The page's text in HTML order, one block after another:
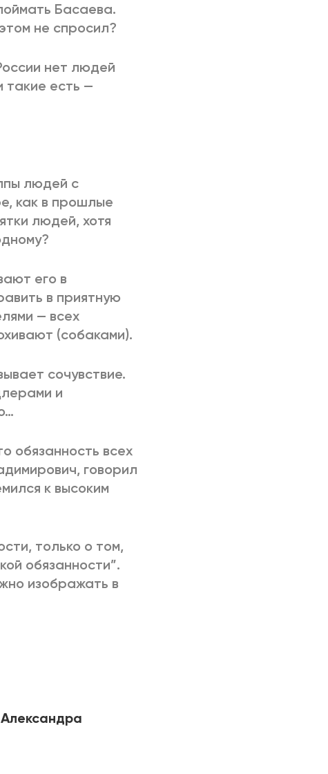
Басаева.
не спросил?
нет людей
такие есть —
людей с
как в прошлые
людей, хотя
его в
в приятную
— всех
(собаками).
сочувствие.
и
обязанность всех
говорил
к высоким
только о том,
обязанности”.
изображать в
Александра